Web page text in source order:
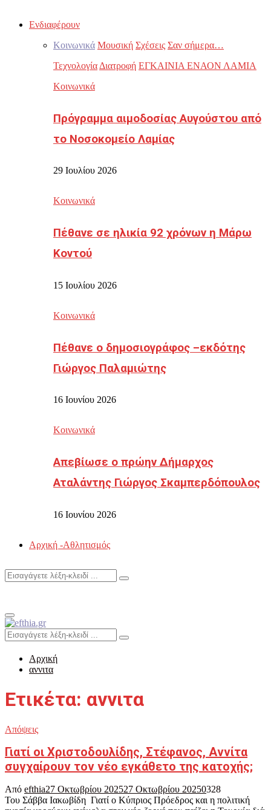
Ενδιαφέρουν
Κοινωνικά Μουσική Σχέσεις Σαν σήμερα…
Τεχνολογία Διατροφή ΕΓΚΑΙΝΙΑ ΕΝΑΟΝ ΛΑΜΙΑ
Κοινωνικά
Πρόγραμμα αιμοδοσίας Αυγούστου από
το Νοσοκομείο Λαμίας
29 Ιουλίου 2026
Κοινωνικά
Πέθανε σε ηλικία 92 χρόνων η Μάρω
Κοντού
15 Ιουλίου 2026
Κοινωνικά
Πέθανε ο δημοσιογράφος –εκδότης
Γιώργος Παλαμιώτης
16 Ιουνίου 2026
Κοινωνικά
Απεβίωσε ο πρώην Δήμαρχος
Αταλάντης Γιώργος Σκαμπερδόπουλος
16 Ιουνίου 2026
Αρχική -Αθλητισμός
Search
Search
Primary
Menu
Search
for:
Search
Αρχική
αννιτα
Ετικέτα: αννιτα
Απόψεις
Γιατί οι Χριστοδουλίδης, Στέφανος, Αννίτα
συγχαίρουν τον νέο εγκάθετο της κατοχής;
Από efthia27 Οκτωβρίου 202527 Οκτωβρίου 20250328
Του Σάββα Ιακωβίδη Γιατί ο Κύπριος Πρόεδρος και η πολιτική